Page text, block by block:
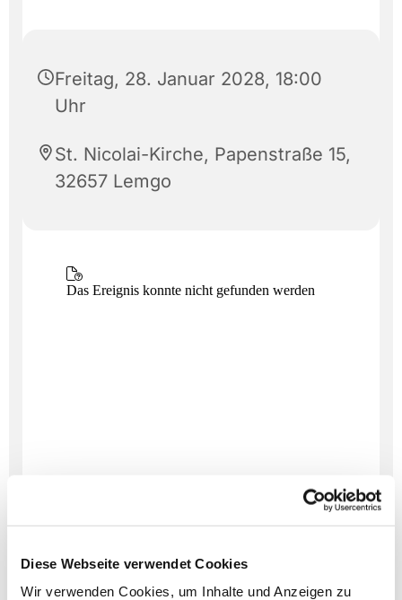
Diese Webseite verwendet Cookies
Wir verwenden Cookies, um Inhalte und Anzeigen zu
Freitag, 28. Januar 2028, 18:00
Uhr
St. Nicolai-Kirche, Papenstraße 15,
32657 Lemgo